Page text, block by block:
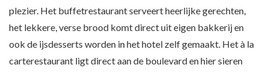
plezier. Het buffetrestaurant serveert heerlijke gerechten,
het lekkere, verse brood komt direct uit eigen bakkerij en
ook de ijsdesserts worden in het hotel zelf gemaakt. Het à la
carterestaurant ligt direct aan de boulevard en hier sieren